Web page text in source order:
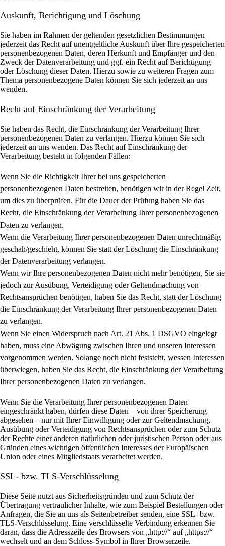
Auskunft, Berichtigung und Löschung
Sie haben im Rahmen der geltenden gesetzlichen Bestimmungen
jederzeit das Recht auf unentgeltliche Auskunft über Ihre gespeicherten
personenbezogenen Daten, deren Herkunft und Empfänger und den
Zweck der Datenverarbeitung und ggf. ein Recht auf Berichtigung
oder Löschung dieser Daten. Hierzu sowie zu weiteren Fragen zum
Thema personenbezogene Daten können Sie sich jederzeit an uns
wenden.
Recht auf Einschränkung der Verarbeitung
Sie haben das Recht, die Einschränkung der Verarbeitung Ihrer
personenbezogenen Daten zu verlangen. Hierzu können Sie sich
jederzeit an uns wenden. Das Recht auf Einschränkung der
Verarbeitung besteht in folgenden Fällen:
Wenn Sie die Richtigkeit Ihrer bei uns gespeicherten
personenbezogenen Daten bestreiten, benötigen wir in der Regel Zeit,
um dies zu überprüfen. Für die Dauer der Prüfung haben Sie das
Recht, die Einschränkung der Verarbeitung Ihrer personenbezogenen
Daten zu verlangen.
Wenn die Verarbeitung Ihrer personenbezogenen Daten unrechtmäßig
geschah/geschieht, können Sie statt der Löschung die Einschränkung
der Datenverarbeitung verlangen.
Wenn wir Ihre personenbezogenen Daten nicht mehr benötigen, Sie sie
jedoch zur Ausübung, Verteidigung oder Geltendmachung von
Rechtsansprüchen benötigen, haben Sie das Recht, statt der Löschung
die Einschränkung der Verarbeitung Ihrer personenbezogenen Daten
zu verlangen.
Wenn Sie einen Widerspruch nach Art. 21 Abs. 1 DSGVO eingelegt
haben, muss eine Abwägung zwischen Ihren und unseren Interessen
vorgenommen werden. Solange noch nicht feststeht, wessen Interessen
überwiegen, haben Sie das Recht, die Einschränkung der Verarbeitung
Ihrer personenbezogenen Daten zu verlangen.
Wenn Sie die Verarbeitung Ihrer personenbezogenen Daten
eingeschränkt haben, dürfen diese Daten – von ihrer Speicherung
abgesehen – nur mit Ihrer Einwilligung oder zur Geltendmachung,
Ausübung oder Verteidigung von Rechtsansprüchen oder zum Schutz
der Rechte einer anderen natürlichen oder juristischen Person oder aus
Gründen eines wichtigen öffentlichen Interesses der Europäischen
Union oder eines Mitgliedstaats verarbeitet werden.
SSL- bzw. TLS-Verschlüsselung
Diese Seite nutzt aus Sicherheitsgründen und zum Schutz der
Übertragung vertraulicher Inhalte, wie zum Beispiel Bestellungen oder
Anfragen, die Sie an uns als Seitenbetreiber senden, eine SSL- bzw.
TLS-Verschlüsselung. Eine verschlüsselte Verbindung erkennen Sie
daran, dass die Adresszeile des Browsers von „http://“ auf „https://“
wechselt und an dem Schloss-Symbol in Ihrer Browserzeile.